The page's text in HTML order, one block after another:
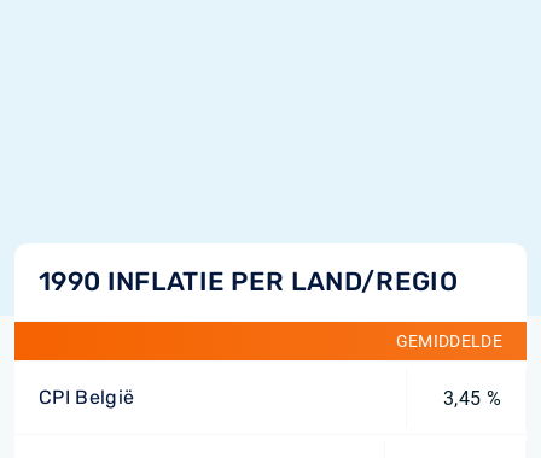
1990 INFLATIE PER LAND/REGIO
GEMIDDELDE
CPI België 3,45 %